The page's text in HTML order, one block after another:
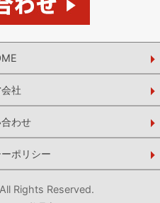
社
わせ
ポリシー
Rights Reserved.